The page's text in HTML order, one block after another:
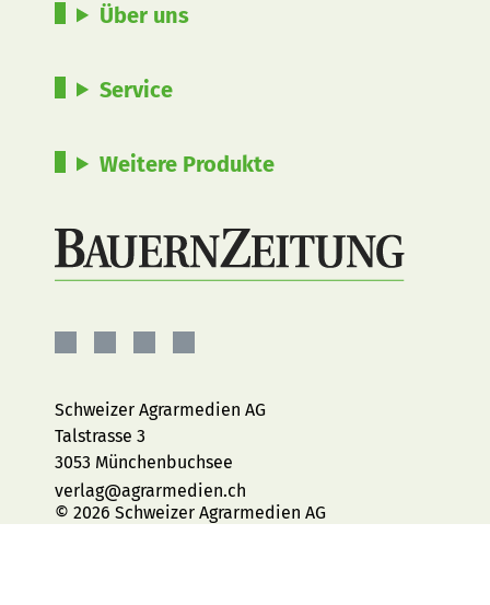
Über uns
Service
Weitere Produkte
Facebook
Instagram
YouTubeLinkedIn
Schweizer Agrarmedien AG
Talstrasse 3
3053 Münchenbuchsee
verlag@agrarmedien.ch
© 2026 Schweizer Agrarmedien AG